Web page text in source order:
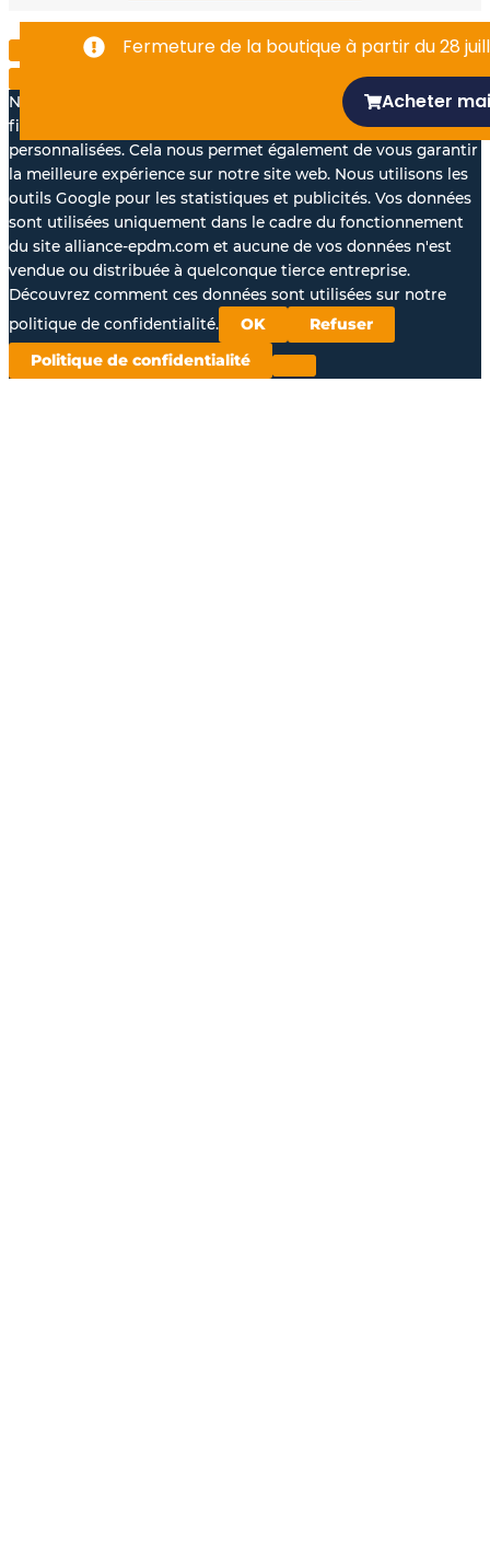
-
Fermeture de la boutique à partir du 28
Acheter
Nous aimerions avec votre accord, utiliser vos données à des
fins statistiques et pour vous proposer des annonces
personnalisées. Cela nous permet également de vous garantir
la meilleure expérience sur notre site web. Nous utilisons les
outils Google pour les statistiques et publicités. Vos données
sont utilisées uniquement dans le cadre du fonctionnement
du site alliance-epdm.com et aucune de vos données n'est
vendue ou distribuée à quelconque tierce entreprise.
Découvrez comment ces données sont utilisées sur notre
politique de confidentialité.
OK Refuser
Politique de confidentialité